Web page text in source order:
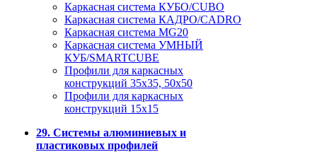
Каркасная система КУБО/CUBO
Каркасная система КАДРО/CADRO
Каркасная система MG20
Каркасная система УМНЫЙ
КУБ/SMARTCUBE
Профили для каркасных
конструкций 35x35, 50x50
Профили для каркасных
конструкций 15х15
29. Системы алюминиевых и
пластиковых профилей